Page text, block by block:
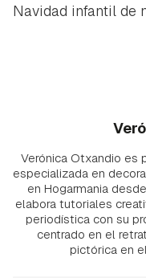
Navidad infantil de
Verónica Otxandio es
especializada en
en Hogarmania
elabora tutoriales
periodística con su
centrado en el
pictórica en